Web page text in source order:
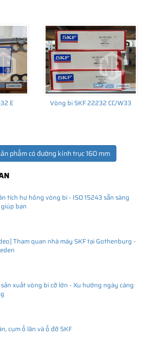
ÍCH
Những lưu ý cơ bản trước khi mua hàng
chính hãng ở đâu?
E Vòng bi SKF 22232 CC/W33
phẩm có đường kính trục 160 mm
tích hư hỏng vòng bi - ISO 15243 sẵn sàng
bạn
Tham quan nhà máy SKF tại Gothenburg -
xuất vòng bi cỡ lớn - Xu hướng ngày càng
cụm ổ lăn và ổ đỡ SKF